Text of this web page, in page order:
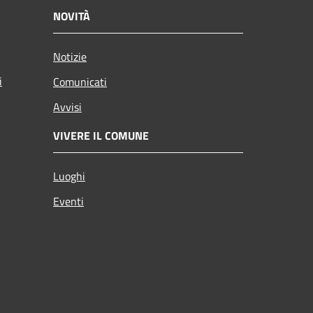
NOVITÀ
Notizie
Comunicati
Avvisi
VIVERE IL COMUNE
Luoghi
Eventi